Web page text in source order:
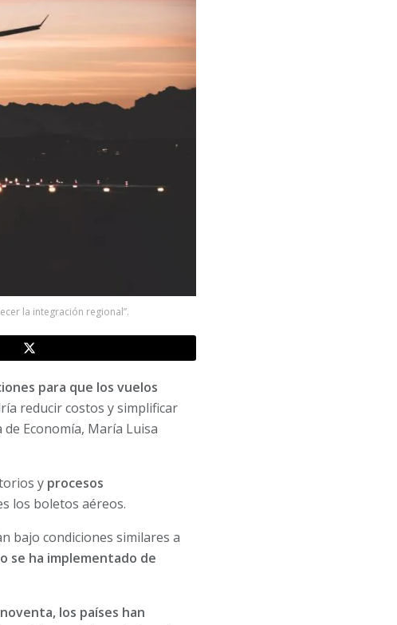
la integración regional”.
para que los vuelos
reducir costos y simplificar
Economía, María Luisa
y procesos
los boletos aéreos.
bajo condiciones similares a
se ha implementado de
los países han